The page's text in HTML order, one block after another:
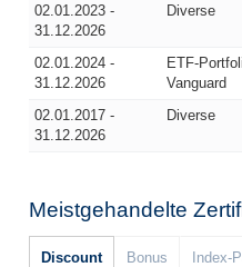
02.01.2023 -
31.12.2026
Diverse
02.01.2024 -
31.12.2026
ETF-
Vanguard
02.01.2017 -
31.12.2026
Diverse
Meistgehandelte
Discount Bonus Index-